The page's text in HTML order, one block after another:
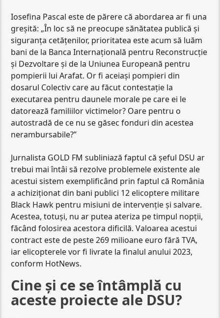
Iosefina Pascal este de părere că abordarea ar fi una
greșită: „În loc să ne preocupe sănătatea publică și
siguranța cetățenilor, prioritatea este acum să luăm
bani de la Banca Internațională pentru Reconstrucție
și Dezvoltare și de la Uniunea Europeană pentru
pompierii lui Arafat. Or fi aceiași pompieri din
dosarul Colectiv care au făcut contestație la
executarea pentru daunele morale pe care ei le
datorează familiilor victimelor? Oare pentru o
autostradă de ce nu se găsec fonduri din acestea
nerambursabile?”
Jurnalista GOLD FM subliniază faptul că șeful DSU ar
trebui mai întâi să rezolve problemele existente ale
acestui sistem exemplificând prin faptul că România
a achiziționat din bani publici 12 elicoptere militare
Black Hawk pentru misiuni de intervenție și salvare.
Acestea, totuși, nu ar putea ateriza pe timpul nopții,
făcând folosirea acestora dificilă. Valoarea acestui
contract este de peste 269 milioane euro fără TVA,
iar elicopterele vor fi livrate la finalul anului 2023,
conform HotNews.
Cine și ce se întâmplă cu
aceste proiecte ale DSU?